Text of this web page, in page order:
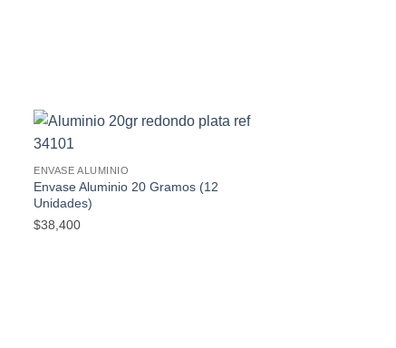
lista de
ENVASE ALUMINIO
Envase Aluminio 20 Gramos (12
Unidades)
$38,400